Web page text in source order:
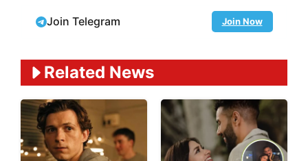
Join Telegram Join Now
Related News